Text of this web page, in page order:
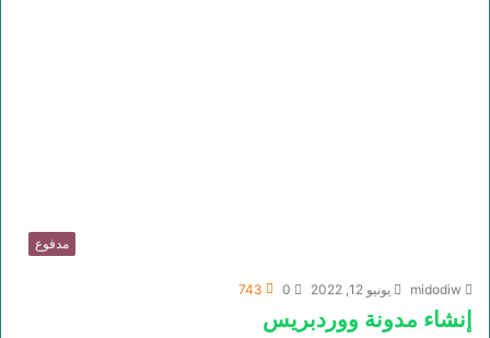
مدفوع
midodiw يونيو 12, 2022 0
743
إنشاء مدونة ووردبريس